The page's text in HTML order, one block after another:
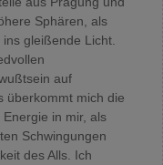
Sphären, als
gleißende Licht.
auf
überkommt mich die
Energie in mir, als
Schwingungen
des Alls. Ich